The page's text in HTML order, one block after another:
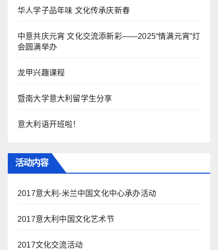
华人学子品年味 文化传承庆新春
中意共庆元宵 文化交流添新彩——2025“情满元宵”灯
会圆满举办
龙甲兴趣课程
暨南大学意大利留学生分享
意大利语开班啦！
活动内容
2017意大利-米兰中国文化中心承办活动
2017意大利中国文化艺术节
2017文化交流活动